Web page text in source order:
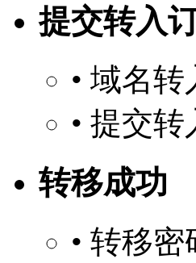
提交转入
• 域名
• 提交
转移成功
• 转移